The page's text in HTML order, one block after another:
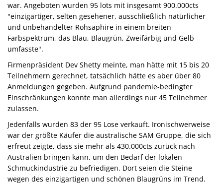
war. Angeboten wurden 95 lots mit insgesamt 900.000cts
"einzigartiger, selten gesehener, ausschließlich natürlicher
und unbehandelter Rohsaphire in einem breiten
Farbspektrum, das Blau, Blaugrün, Zweifärbig und Gelb
umfasste".
Firmenpräsident Dev Shetty meinte, man hätte mit 15 bis 20
Teilnehmern gerechnet, tatsächlich hätte es aber über 80
Anmeldungen gegeben. Aufgrund pandemie-bedingter
Einschränkungen konnte man allerdings nur 45 Teilnehmer
zulassen.
Jedenfalls wurden 83 der 95 Lose verkauft. Ironischwerweise
war der größte Käufer die australische SAM Gruppe, die sich
erfreut zeigte, dass sie mehr als 430.000cts zurück nach
Australien bringen kann, um den Bedarf der lokalen
Schmuckindustrie zu befriedigen. Dort seien die Steine
wegen des einzigartigen und schönen Blaugrüns im Trend.